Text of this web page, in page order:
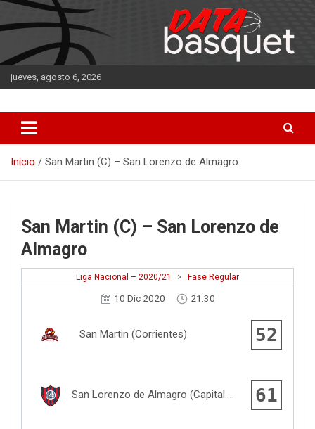
Saltar
al
contenido
jueves, agosto 6, 2026
DATA Basquet
Inicio San Martin (C) – San Lorenzo de Almagro
San Martin (C) – San Lorenzo de
Almagro
Liga Nacional – 2020/21 > Fase Regular
10 Dic 2020 21:30
San Martin (Corrientes) 52
San Lorenzo de Almagro (Capital Federal) 61